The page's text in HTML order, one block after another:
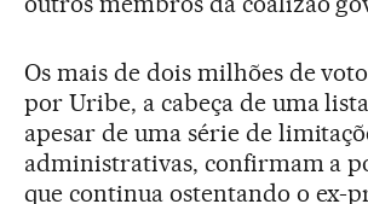
Os mais de dois milhões de
por Uribe, a cabeça de uma
apesar de uma série de
administrativas, confirmam a
que continua ostentando o ex-